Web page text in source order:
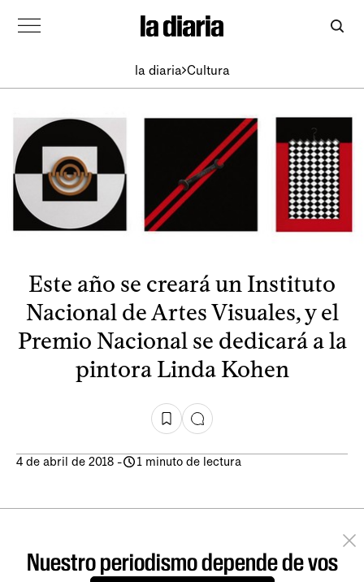
la diaria Cultura
Este año se creará un Instituto
Nacional de Artes Visuales, y el
Premio Nacional se dedicará a la
pintora Linda Kohen
4 de abril de 2018 - 1 minuto de lectura
Nuestro periodismo depende de vos